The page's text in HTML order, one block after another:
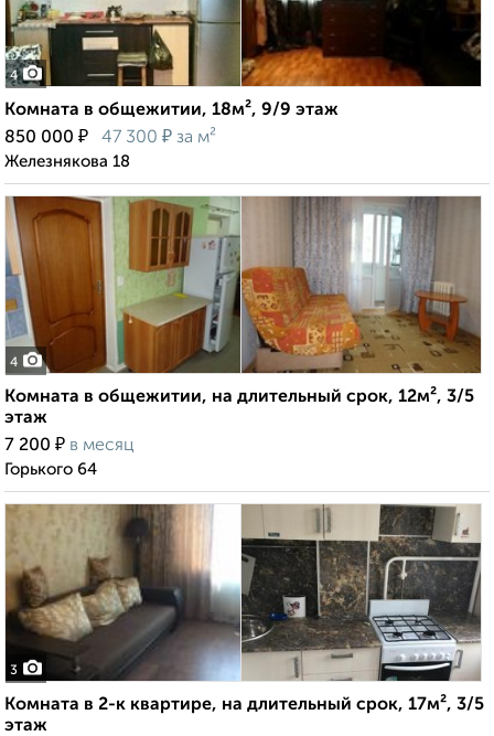
4
Комната в общежитии, 18м², 9/9 этаж
850 000 ₽ 47 300 ₽ за м²
Железнякова 18
4
Комната в общежитии, на длительный срок, 12м², 3/5
этаж
7 200 ₽ в месяц
Горького 64
3
Комната в 2-к квартире, на длительный срок, 17м², 3/5
этаж